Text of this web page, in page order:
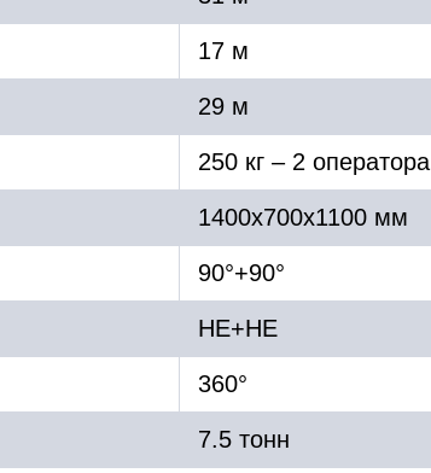
17 м
29 м
250 кг – 2 оператора
1400х700х1100 мм
90°+90°
HE+HE
360°
7.5 тонн